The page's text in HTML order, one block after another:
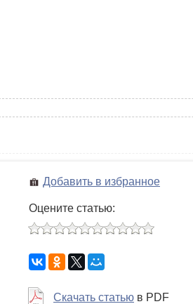
Добавить в избранное
Оцените статью:
Скачать статью в PDF